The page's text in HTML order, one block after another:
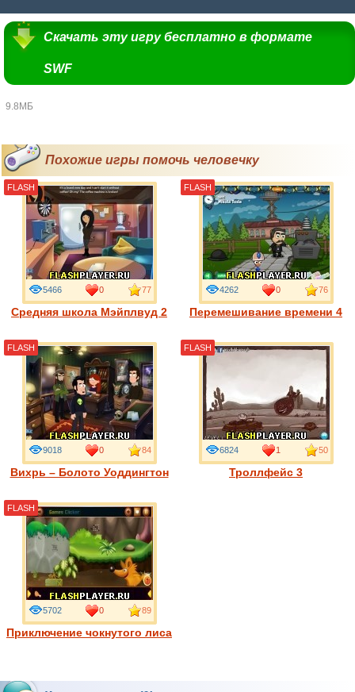
Скачать эту игру бесплатно в формате
SWF
9.8МБ
Похожие игры помочь человечку
Средняя школа Мэйплвуд 2
5466 0 77
FLASH
Перемешивание времени 4
4262 0 76
FLASH
Вихрь – Болото Уоддингтон
9018 0 84
FLASH
Троллфейс 3
6824 1 50
FLASH
Приключение чокнутого лиса
5702 0 89
FLASH